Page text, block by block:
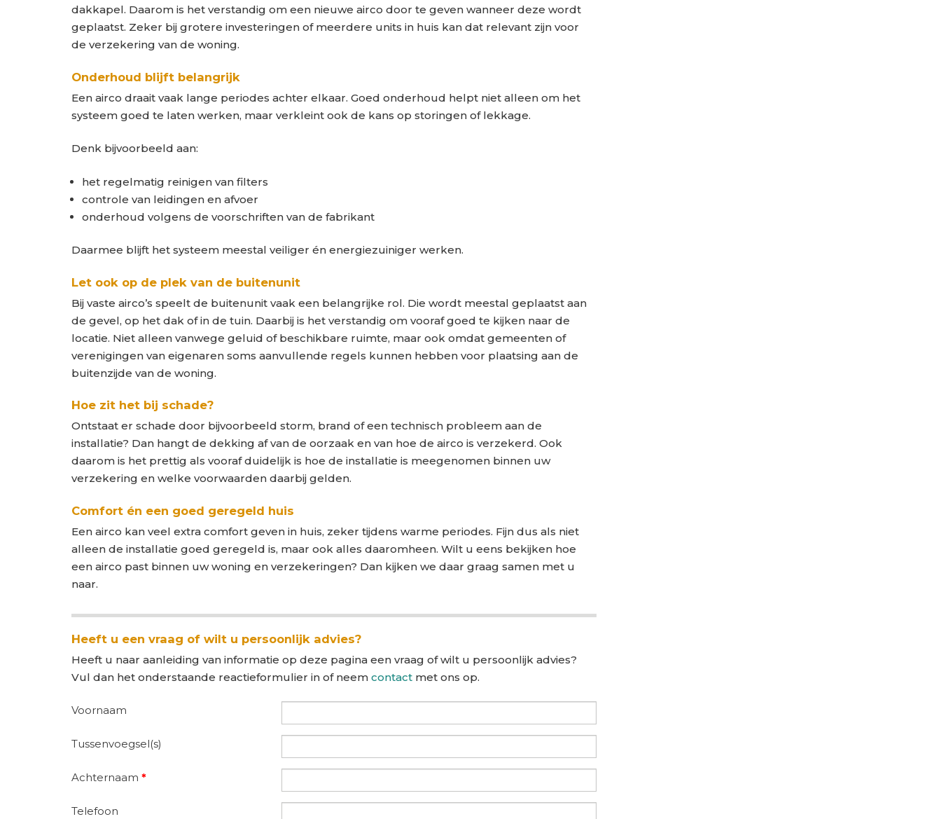
dakkapel. Daarom is het verstandig om een nieuwe airco door te geven wanneer deze wordt
geplaatst. Zeker bij grotere investeringen of meerdere units in huis kan dat relevant zijn voor
de verzekering van de woning.
Onderhoud blijft belangrijk
Een airco draait vaak lange periodes achter elkaar. Goed onderhoud helpt niet alleen om het
systeem goed te laten werken, maar verkleint ook de kans op storingen of lekkage.
Denk bijvoorbeeld aan:
het regelmatig reinigen van filters
controle van leidingen en afvoer
onderhoud volgens de voorschriften van de fabrikant
Daarmee blijft het systeem meestal veiliger én energiezuiniger werken.
Let ook op de plek van de buitenunit
Bij vaste airco’s speelt de buitenunit vaak een belangrijke rol. Die wordt meestal geplaatst aan
de gevel, op het dak of in de tuin. Daarbij is het verstandig om vooraf goed te kijken naar de
locatie. Niet alleen vanwege geluid of beschikbare ruimte, maar ook omdat gemeenten of
verenigingen van eigenaren soms aanvullende regels kunnen hebben voor plaatsing aan de
buitenzijde van de woning.
Hoe zit het bij schade?
Ontstaat er schade door bijvoorbeeld storm, brand of een technisch probleem aan de
installatie? Dan hangt de dekking af van de oorzaak en van hoe de airco is verzekerd. Ook
daarom is het prettig als vooraf duidelijk is hoe de installatie is meegenomen binnen uw
verzekering en welke voorwaarden daarbij gelden.
Comfort én een goed geregeld huis
Een airco kan veel extra comfort geven in huis, zeker tijdens warme periodes. Fijn dus als niet
alleen de installatie goed geregeld is, maar ook alles daaromheen. Wilt u eens bekijken hoe
een airco past binnen uw woning en verzekeringen? Dan kijken we daar graag samen met u
naar.
Heeft u een vraag of wilt u persoonlijk advies?
Heeft u naar aanleiding van informatie op deze pagina een vraag of wilt u persoonlijk advies?
Vul dan het onderstaande reactieformulier in of neem contact met ons op.
Voornaam
Tussenvoegsel(s)
Achternaam *
Telefoon